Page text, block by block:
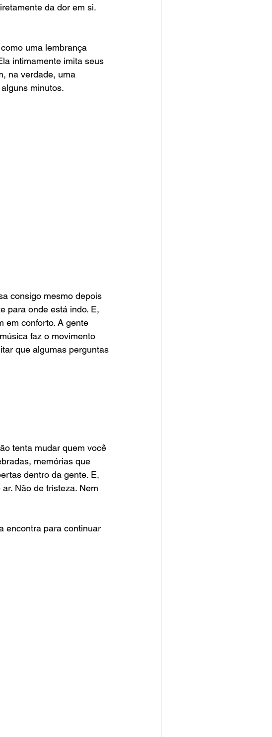
da dor em si.
uma lembrança
intimamente imita seus
na verdade, uma
minutos.
consigo mesmo depois
para onde está indo. E,
em conforto. A gente
faz o movimento
que algumas perguntas
tenta mudar quem você
memórias que
dentro da gente. E,
Não de tristeza. Nem
encontra para continuar